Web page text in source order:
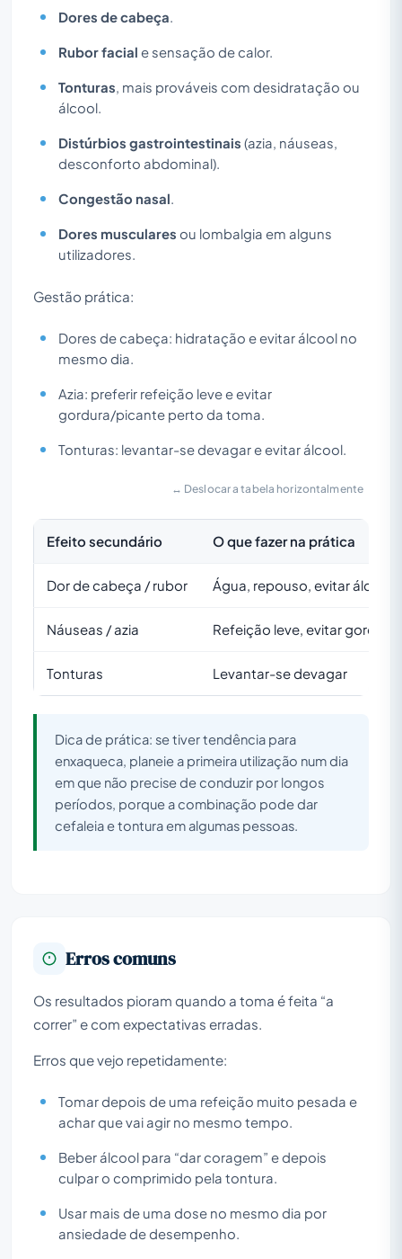
Dores de cabeça
Rubor facial e sensação de calor.
Tonturas , mais prováveis com desidratação ou
álcool.
Distúrbios gastrointestinais (azia, náuseas,
desconforto abdominal).
Congestão nasal
Dores musculares ou lombalgia em alguns
utilizadores.
Gestão prática:
Dores de cabeça: hidratação e evitar álcool no
mesmo dia.
Azia: preferir refeição leve e evitar
gordura/picante perto da toma.
Tonturas: levantar-se devagar e evitar álcool.
↔ Deslocar a tabela horizontalmente
Efeito secundário O que fazer na prática
Dor de cabeça / rubor Água, repouso, evitar álcool
Náuseas / azia Refeição leve, evitar gordura
Tonturas Levantar-se devagar
Dica de prática: se tiver tendência para
enxaqueca, planeie a primeira utilização num dia
em que não precise de conduzir por longos
períodos, porque a combinação pode dar
cefaleia e tontura em algumas pessoas.
Erros comuns
Os resultados pioram quando a toma é feita “a
correr” e com expectativas erradas.
Erros que vejo repetidamente:
Tomar depois de uma refeição muito pesada e
achar que vai agir no mesmo tempo.
Beber álcool para “dar coragem” e depois
culpar o comprimido pela tontura.
Usar mais de uma dose no mesmo dia por
ansiedade de desempenho.